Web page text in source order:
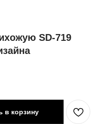
SD-719
в корзину